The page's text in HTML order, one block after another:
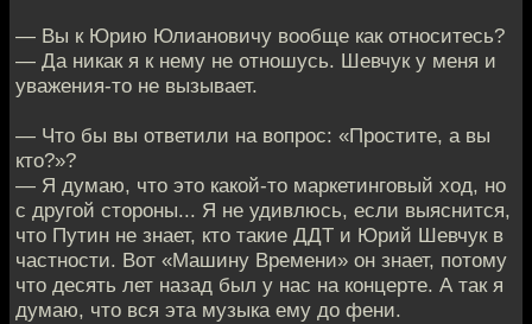
— Вы к Юрию Юлиановичу вообще как относитесь?
— Да никак я к нему не отношусь. Шевчук у меня и
уважения-то не вызывает.
— Что бы вы ответили на вопрос: «Простите, а вы
кто?»?
— Я думаю, что это какой-то маркетинговый ход, но
с другой стороны... Я не удивлюсь, если выяснится,
что Путин не знает, кто такие ДДТ и Юрий Шевчук в
частности. Вот «Машину Времени» он знает, потому
что десять лет назад был у нас на концерте. А так я
думаю, что вся эта музыка ему до фени.